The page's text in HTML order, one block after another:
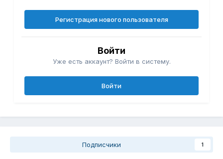
Регистрация нового пользователя
Войти
Уже есть аккаунт? Войти в систему.
Войти
Подписчики 1